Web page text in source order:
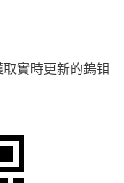
實時更新的鎢钼